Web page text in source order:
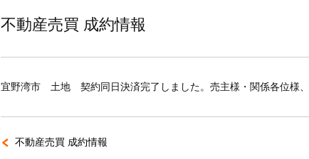
不動産売買 成約情報
宜野湾市 土地 契約同日決済完了しました。売主様・関係各位様、
不動産売買 成約情報